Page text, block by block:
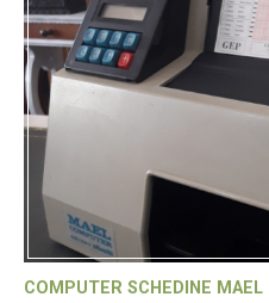
COMPUTER SCHEDINE MAEL